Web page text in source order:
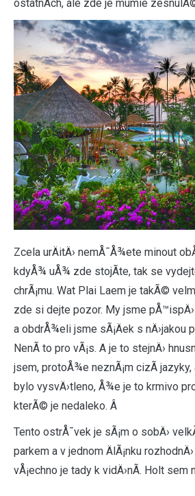
ostatnÃ­ch, ale zde je mumie
Zcela urÄitÄ› nemÅ¯Å¾ete minout
kdyÅ¾ uÅ¾ zde stojÃ­te, tak se
chrÃ¡mu. Wat Plai Laem je takÃ©
zde si dejte pozor. My jsme
a obdrÅ¾eli jsme sÃ¡Äek s nÄ›jakou
NenÃ­ to pro vÃ¡s. A je to stejnÄ›
jsem, protoÅ¾e neznÃ¡m cizÃ­
bylo vysvÄ›tleno, Å¾e je to krmivo
kterÃ© je nedaleko. Â
Tento ostrÅ¯vek je sÃ¡m o sobÄ›
parkem a v jednom ÄlÃ¡nku
vÅ¡echno je tady k vidÄ›nÃ­. Holt sem